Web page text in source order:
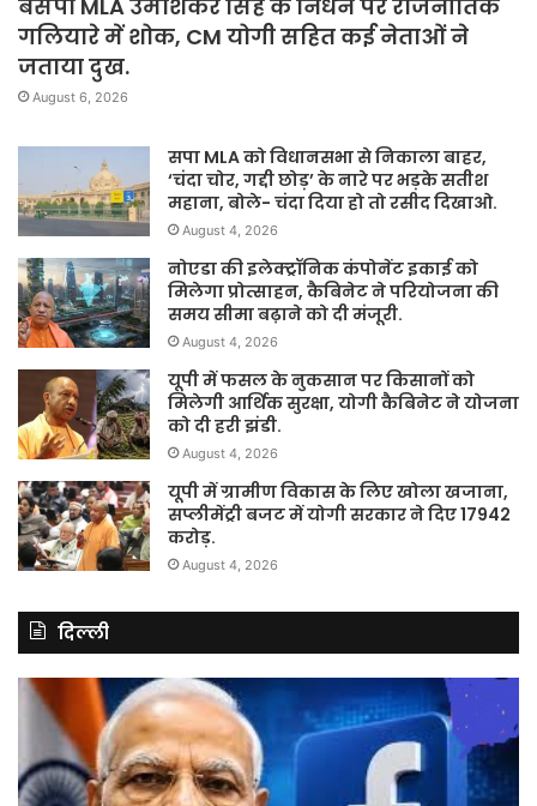
बसपा MLA उमाशंकर सिंह के निधन पर राजनीतिक
गलियारे में शोक, CM योगी सहित कई नेताओं ने
जताया दुख.
August 6, 2026
सपा MLA को विधानसभा से निकाला बाहर,
‘चंदा चोर, गद्दी छोड़’ के नारे पर भड़के सतीश
महाना, बोले- चंदा दिया हो तो रसीद दिखाओ.
August 4, 2026
नोएडा की इलेक्ट्रॉनिक कंपोनेंट इकाई को
मिलेगा प्रोत्साहन, कैबिनेट ने परियोजना की
समय सीमा बढ़ाने को दी मंजूरी.
August 4, 2026
यूपी में फसल के नुकसान पर किसानों को
मिलेगी आर्थिक सुरक्षा, योगी कैबिनेट ने योजना
को दी हरी झंडी.
August 4, 2026
यूपी में ग्रामीण विकास के लिए खोला खजाना,
सप्लीमेंट्री बजट में योगी सरकार ने दिए 17942
करोड़.
August 4, 2026
दिल्ली